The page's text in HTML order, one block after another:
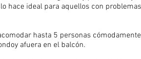
hace ideal para aquellos con
hasta 5 personas
afuera en el balcón.